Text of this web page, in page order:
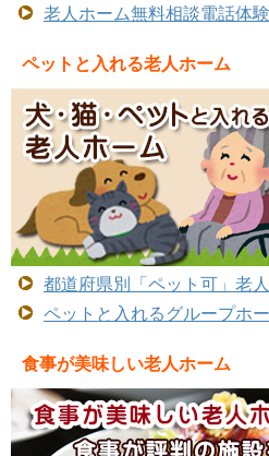
老人ホーム無料相談電話体
ペットと入れる老人ホーム
都道府県別「ペット可」老
ペットと入れるグループホ
食事が美味しい老人ホーム